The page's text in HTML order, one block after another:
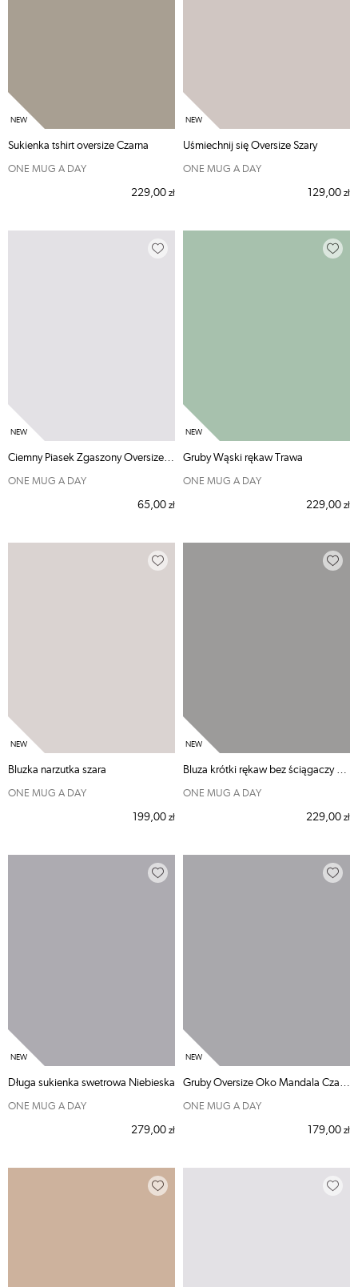
Sukienka tshirt oversize Czarna
ONE MUG A DAY
229,00 zł
Uśmiechnij się Oversize Szary
ONE MUG A DAY
129,00 zł
Ciemny Piasek Zgaszony Oversize Bez Nadruku
ONE MUG A DAY
65,00 zł
Gruby Wąski rękaw Trawa
ONE MUG A DAY
229,00 zł
Bluzka narzutka szara
ONE MUG A DAY
199,00 zł
Bluza krótki rękaw bez ściągaczy kieszenie Czarna
ONE MUG A DAY
229,00 zł
Długa sukienka swetrowa Niebieska
ONE MUG A DAY
279,00 zł
ONE MUG A DAY
179,00 zł